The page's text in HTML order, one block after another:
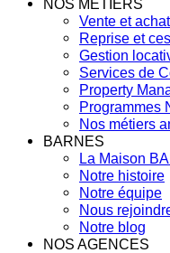
NOS MÉTIERS
Vente et achat
Reprise et
Gestion
Services de
Property
Programmes
Nos métiers
BARNES
La Maison
Notre histoire
Notre équipe
Nous
Notre blog
NOS AGENCES